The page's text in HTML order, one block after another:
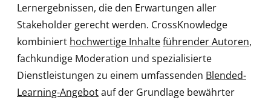
Lernergebnissen, die den Erwartungen aller
Stakeholder gerecht werden. CrossKnowledge
kombiniert hochwertige Inhalteführender Autoren,
fachkundige Moderation und spezialisierte
Dienstleistungen zu einem umfassenden Blended-
Learning-Angebotauf der Grundlage bewährter